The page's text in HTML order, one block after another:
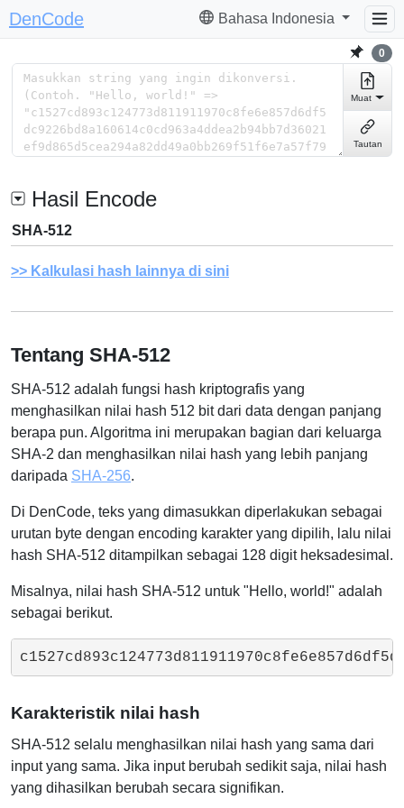
DenCode Bahasa Indonesia
0
Muat
Tautan
Hasil Encode
SHA-512
Kalkulasi hash lainnya di sini
Tentang SHA-512
SHA-512 adalah fungsi hash kriptografis yang
menghasilkan nilai hash 512 bit dari data dengan panjang
berapa pun. Algoritma ini merupakan bagian dari keluarga
SHA-2 dan menghasilkan nilai hash yang lebih panjang
daripada SHA-256.
Di DenCode, teks yang dimasukkan diperlakukan sebagai
urutan byte dengan encoding karakter yang dipilih, lalu nilai
hash SHA-512 ditampilkan sebagai 128 digit heksadesimal.
Misalnya, nilai hash SHA-512 untuk "Hello, world!" adalah
sebagai berikut.
Karakteristik nilai hash
SHA-512 selalu menghasilkan nilai hash yang sama dari
input yang sama. Jika input berubah sedikit saja, nilai hash
yang dihasilkan berubah secara signifikan.